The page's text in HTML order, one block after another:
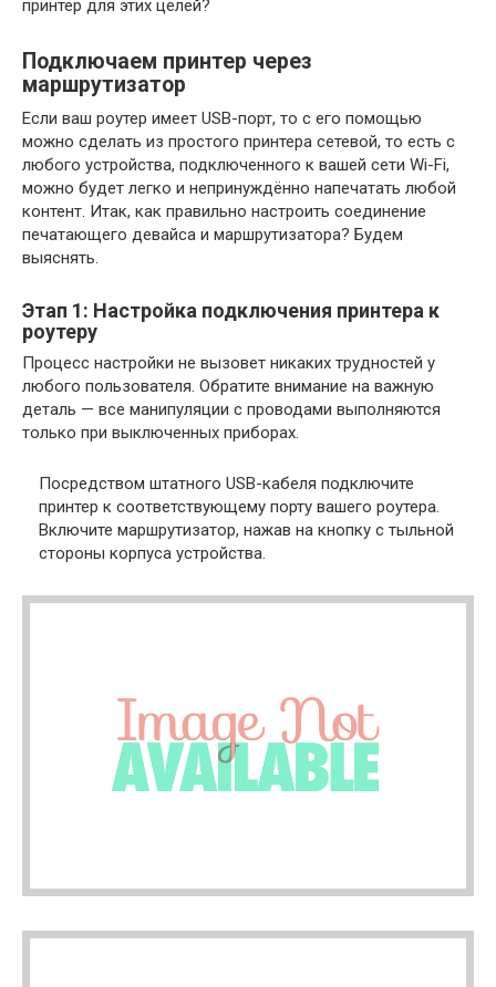
принтер для этих целей?
Подключаем принтер через
маршрутизатор
Если ваш роутер имеет USB-порт, то с его помощью
можно сделать из простого принтера сетевой, то есть с
любого устройства, подключенного к вашей сети Wi-Fi,
можно будет легко и непринуждённо напечатать любой
контент. Итак, как правильно настроить соединение
печатающего девайса и маршрутизатора? Будем
выяснять.
Этап 1: Настройка подключения принтера к
роутеру
Процесс настройки не вызовет никаких трудностей у
любого пользователя. Обратите внимание на важную
деталь — все манипуляции с проводами выполняются
только при выключенных приборах.
Посредством штатного USB-кабеля подключите
принтер к соответствующему порту вашего роутера.
Включите маршрутизатор, нажав на кнопку с тыльной
стороны корпуса устройства.